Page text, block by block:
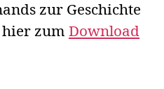
zur Geschichte
hier zum Download